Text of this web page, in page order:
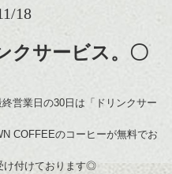
18
クサービス。〇
営業日の30日は「ドリンクサー
COFFEEのコーヒーが無料でお
け付けております◎